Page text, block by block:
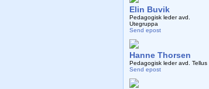
Elin Buvik
Pedagogisk leder avd.
Utegruppa
Send epost
Hanne Thorsen
Pedagogisk leder avd. Tellus
Send epost